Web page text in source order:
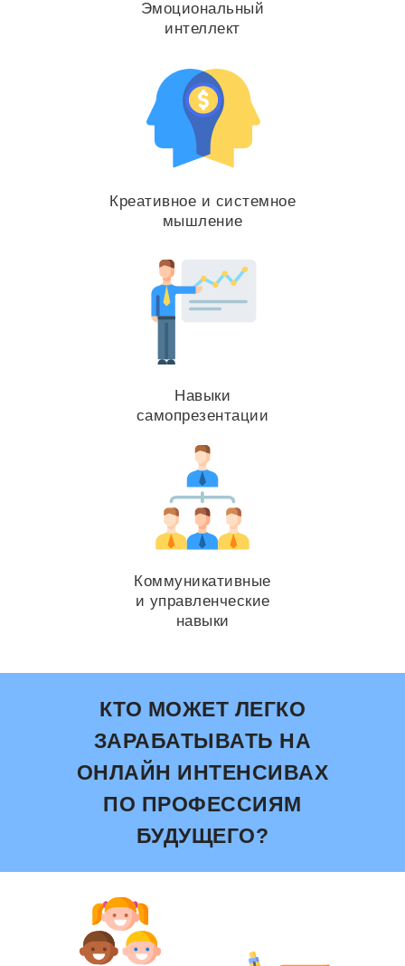
Эмоциональный
интеллект
Креативное и системное
мышление
Навыки
самопрезентации
Коммуникативные
и управленческие
навыки
КТО МОЖЕТ ЛЕГКО
ЗАРАБАТЫВАТЬ НА
ОНЛАЙН ИНТЕНСИВАХ
ПО ПРОФЕССИЯМ
БУДУЩЕГО?